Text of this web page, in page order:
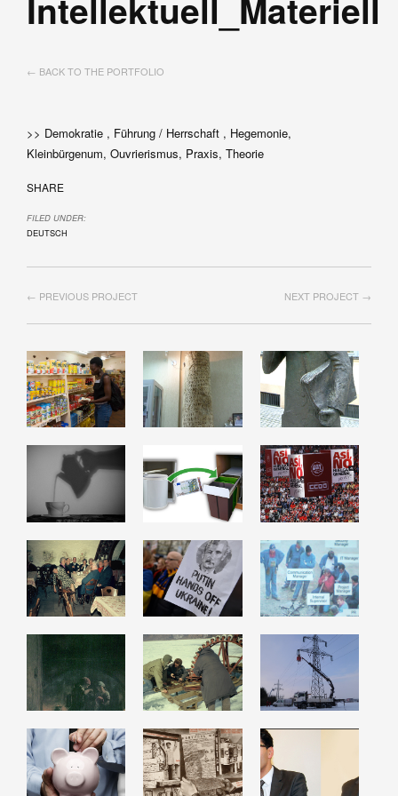
← BACK TO THE PORTFOLIO
>> Demokratie , Führung / Herrschaft , Hegemonie,
Kleinbürgenum, Ouvrierismus, Praxis, Theorie
SHARE
FILED UNDER:
DEUTSCH
NEXT PROJECT →
← PREVIOUS PROJECT